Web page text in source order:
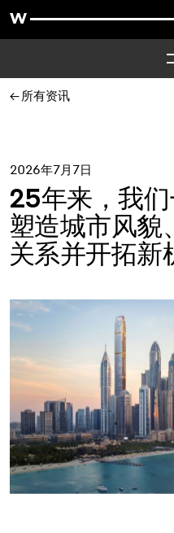
所有资讯
2026年7月7日
25年来，我
塑造城市风貌
关系并开拓新